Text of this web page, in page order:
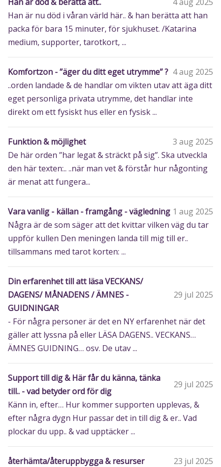
Han är nu död i våran värld här.. & han berätta att han
packa för bara 15 minuter, för sjukhuset. /Katarina
medium, supporter, tarotkort, ...
Komfortzon - ”äger du ditt eget utrymme” ? 4 aug 2025
..orden landade & de handlar om vikten utav att äga ditt
eget personliga privata utrymme, det handlar inte
direkt om ett fysiskt hus eller en fysisk ...
Funktion & möjlighet
3 aug 2025
De här orden ”har legat & sträckt på sig”. Ska utveckla
den här texten:.. ..när man vet & förstår hur någonting
är menat att fungera...
Vara vanlig - källan - framgång - vägledning 1 aug 2025
Några är de som säger att det kvittar vilken väg du tar
uppför kullen Den meningen landa till mig till er..
tillsammans med tarot korten: ...
Din erfarenhet till att läsa VECKANS/
DAGENS/ MÅNADENS / ÄMNES -
GUIDNINGAR
29 jul 2025
- För några personer är det en NY erfarenhet när det
gäller att lyssna på eller LÄSA DAGENS.. VECKANS…
ÄMNES GUIDNING… osv. De utav ...
Support till dig & Här får du känna, tänka
till.. - vad betyder ord för dig
29 jul 2025
Känn in, efter… Hur kommer supporten upplevas, &
efter några dygn Hur passar det in till dig & er.. Vad
plockar du upp.. & vad upptäcker ...
återhämta/återuppbygga & resurser
23 jul 2025